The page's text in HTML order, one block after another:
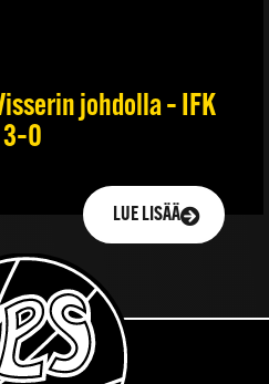
johdolla – IFK
LUE LISÄÄ